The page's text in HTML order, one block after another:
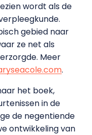
wordt als de
gebied naar
ze net als
Meer
.
het boek,
in de
de negentiende
ontwikkeling van